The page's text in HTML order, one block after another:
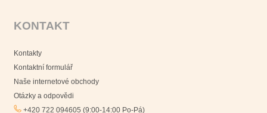
KONTAKT
Kontakty
Kontaktní formulář
Naše internetové obchody
Otázky a odpovědi
+420 722 094605 (9:00-14:00 Po-Pá)